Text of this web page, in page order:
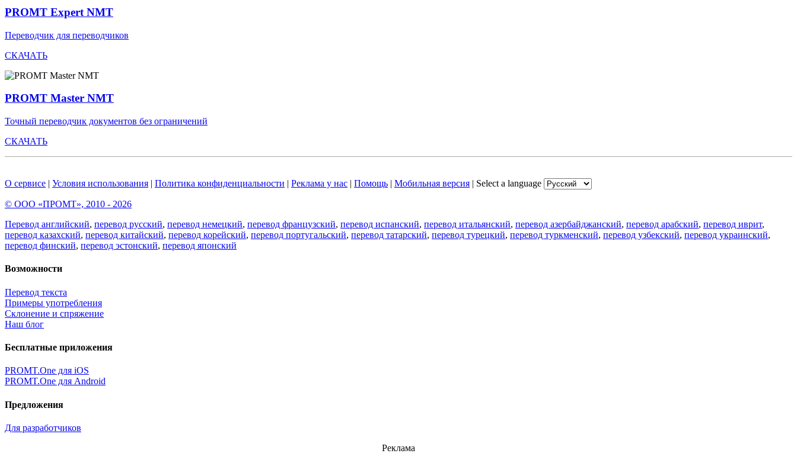
PROMT Expert NMT
Переводчик для переводчиков
СКАЧАТЬ
PROMT Master NMT
Точный переводчик документов без ограничений
СКАЧАТЬ
О сервисе | Условия использования | Политика конфиденциальности | Реклама у нас | Помощь | Мобильная версия | Select a language
© ООО «ПРОМТ», 2010 - 2026
Перевод английский, перевод русский, перевод немецкий, перевод французский, перевод испанский, перевод итальянский, перевод азербайджанский, перевод арабский, перевод иврит,
перевод казахский, перевод китайский, перевод корейский, перевод португальский, перевод татарский, перевод турецкий, перевод туркменский, перевод узбекский, перевод украинский,
перевод финский, перевод эстонский, перевод японский
Возможности
Перевод текста
Примеры употребления
Склонение и спряжение
Наш блог
Бесплатные приложения
PROMT.One для iOS
PROMT.One для Android
Предложения
Для разработчиков
Реклама